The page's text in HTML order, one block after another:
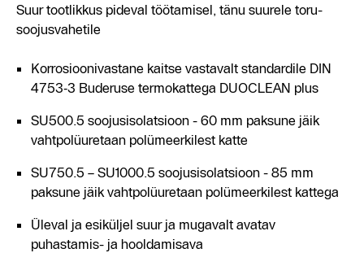
Suur tootlikkus pideval töötamisel, tänu suurele toru-
soojusvahetile
Korrosioonivastane kaitse vastavalt standardile DIN
4753‑3 Buderuse termokattega DUOCLEAN plus
SU500.5 soojusisolatsioon - 60 mm paksune jäik
vahtpolüuretaan polümeerkilest katte
SU750.5 – SU1000.5 soojusisolatsioon - 85 mm
paksune jäik vahtpolüuretaan polümeerkilest kattega
Üleval ja esiküljel suur ja mugavalt avatav
puhastamis- ja hooldamisava